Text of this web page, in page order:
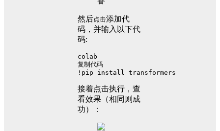
然后点击添加代
码，并输入以下代
码:
colab
复制代码
!pip install transformers
接着点击执行，查
看效果（相同则成
功）：